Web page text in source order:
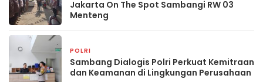
Jakarta On The Spot Sambangi RW 03
Menteng
POLRI
Sambang Dialogis Polri Perkuat Kemitraan
dan Keamanan di Lingkungan Perusahaan